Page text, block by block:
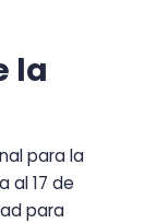
la
para la
al 17 de
para